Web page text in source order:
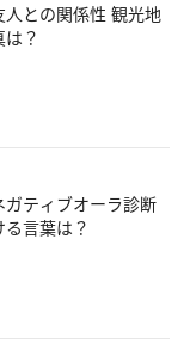
人との関係性 観光地
？
ガティブオーラ診断
言葉は？